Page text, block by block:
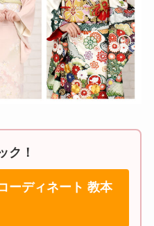
ク！
ーディネート 教本